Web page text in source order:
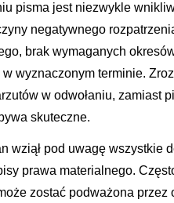
pisma jest niezwykle
negatywnego
brak wymaganych
wyznaczonym terminie.
w odwołaniu, zamiast
skuteczne.
wziął pod uwagę wszystkie
prawa materialnego.
zostać podważona